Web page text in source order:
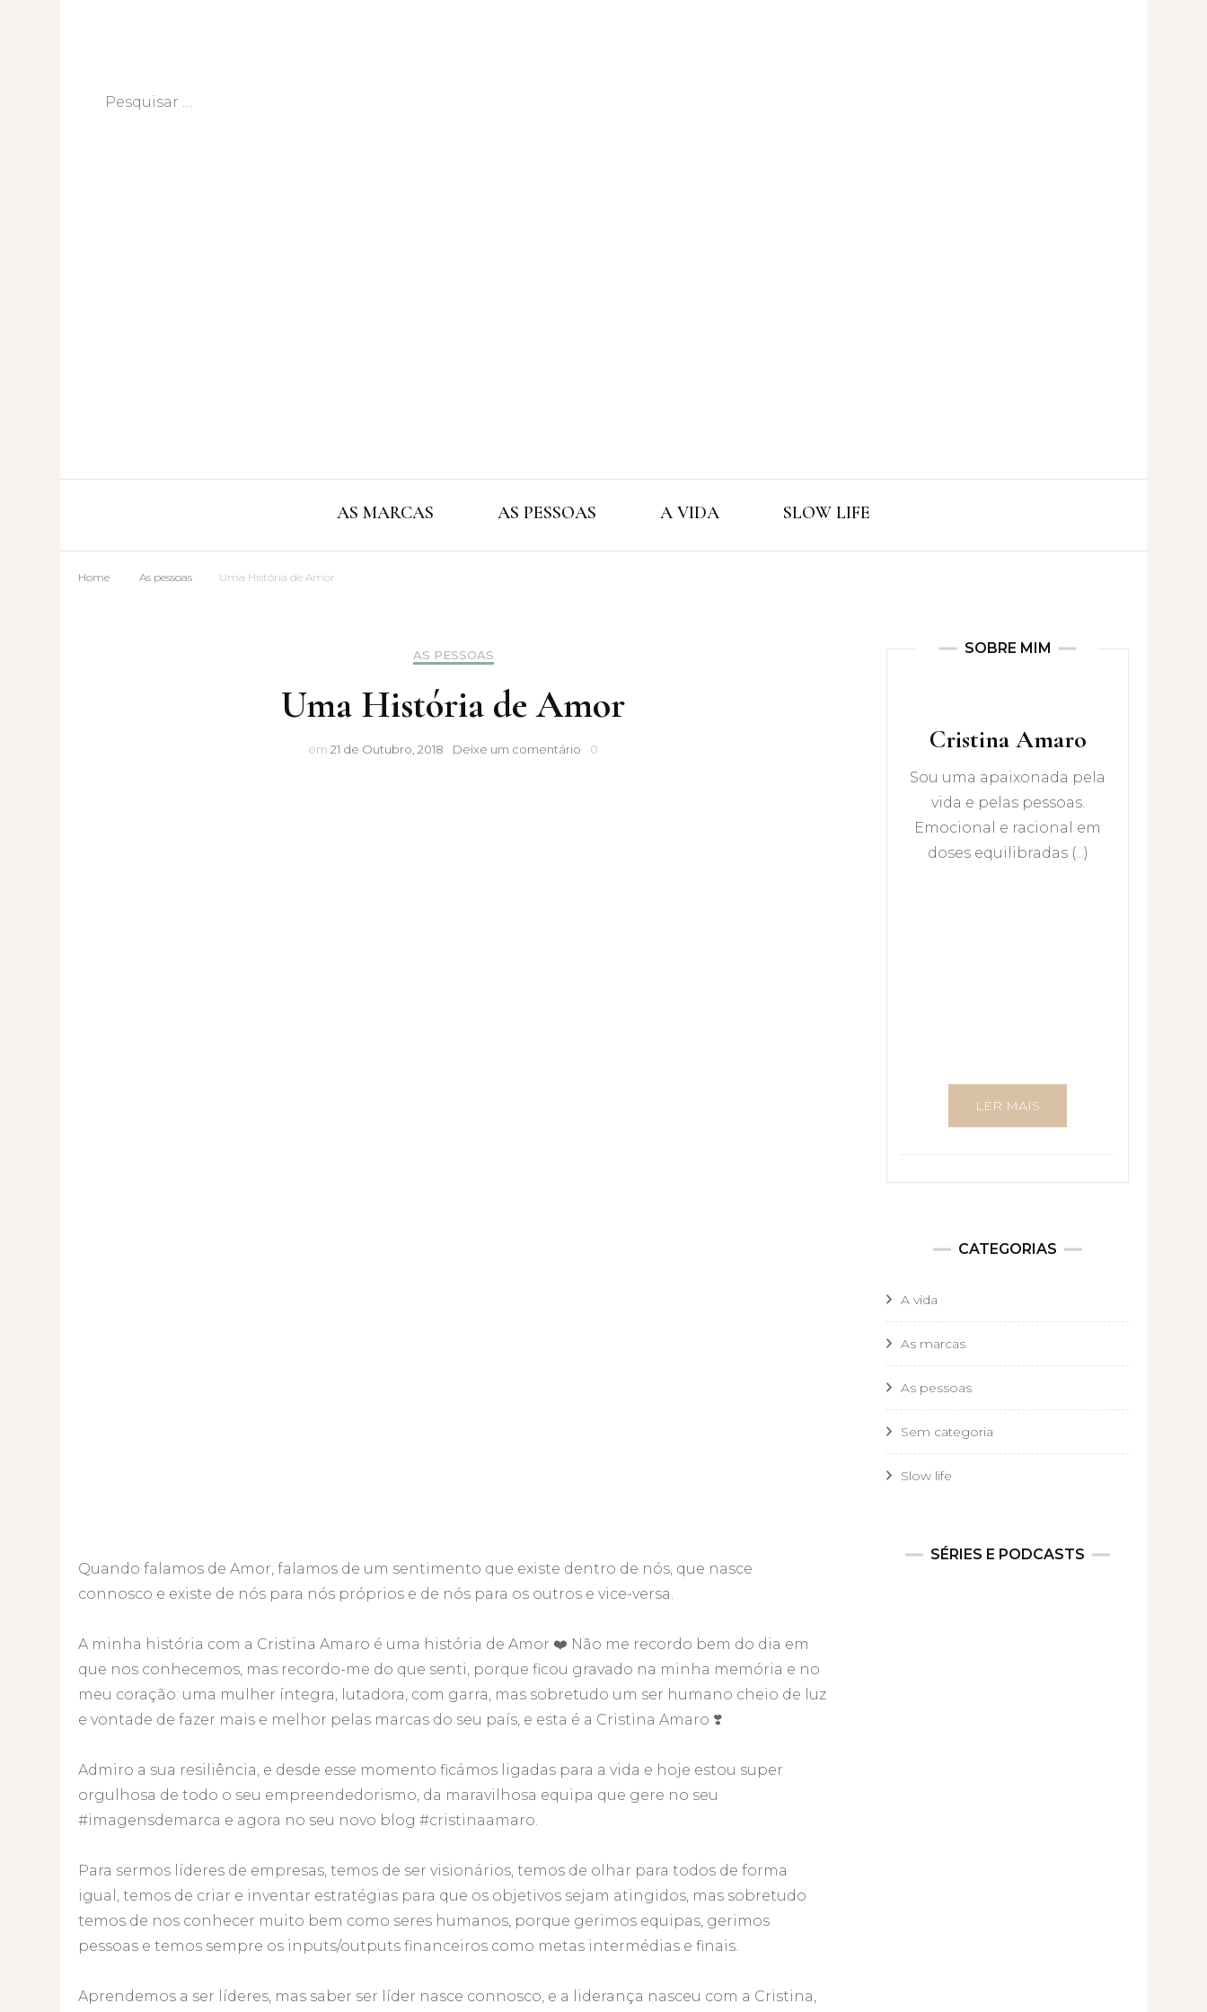
Pesquisar
Cristina Amaro
AS MARCAS AS PESSOAS A VIDA SLOW LIFE
Home As pessoas Uma História de Amor
AS PESSOAS
Uma História de Amor
em 21 de Outubro, 2018 Deixe um comentário Uma
0
Quando falamos de Amor, falamos de um sentimento que existe dentro de nós, que nasce
connosco e existe de nós para nós próprios e de nós para os outros e vice-versa.
A minha história com a Cristina Amaro é uma história de Amor ❤️ Não me recordo bem do dia em
que nos conhecemos, mas recordo-me do que senti, porque ficou gravado na minha memória e no
meu coração: uma mulher íntegra, lutadora, com garra, mas sobretudo um ser humano cheio de luz
e vontade de fazer mais e melhor pelas marcas do seu país, e esta é a Cristina Amaro ❣️
Admiro a sua resiliência, e desde esse momento ficámos ligadas para a vida e hoje estou super
orgulhosa de todo o seu empreendedorismo, da maravilhosa equipa que gere no seu
#imagensdemarca e agora no seu novo blog #cristinaamaro.
Para sermos líderes de empresas, temos de ser visionários, temos de olhar para todos de forma
igual, temos de criar e inventar estratégias para que os objetivos sejam atingidos, mas sobretudo
temos de nos conhecer muito bem como seres humanos, porque gerimos equipas, gerimos
pessoas e temos sempre os inputs/outputs financeiros como metas intermédias e finais.
Aprendemos a ser líderes, mas saber ser líder nasce connosco, e a liderança nasceu com a Cristina,
SOBRE MIM
Cristina Amaro
Sou uma apaixonada pela
vida e pelas pessoas.
Emocional e racional em
doses equilibradas (...)
LER MAIS
CATEGORIAS
A vida
As marcas
As pessoas
Sem categoria
Slow life
SÉRIES E PODCASTS